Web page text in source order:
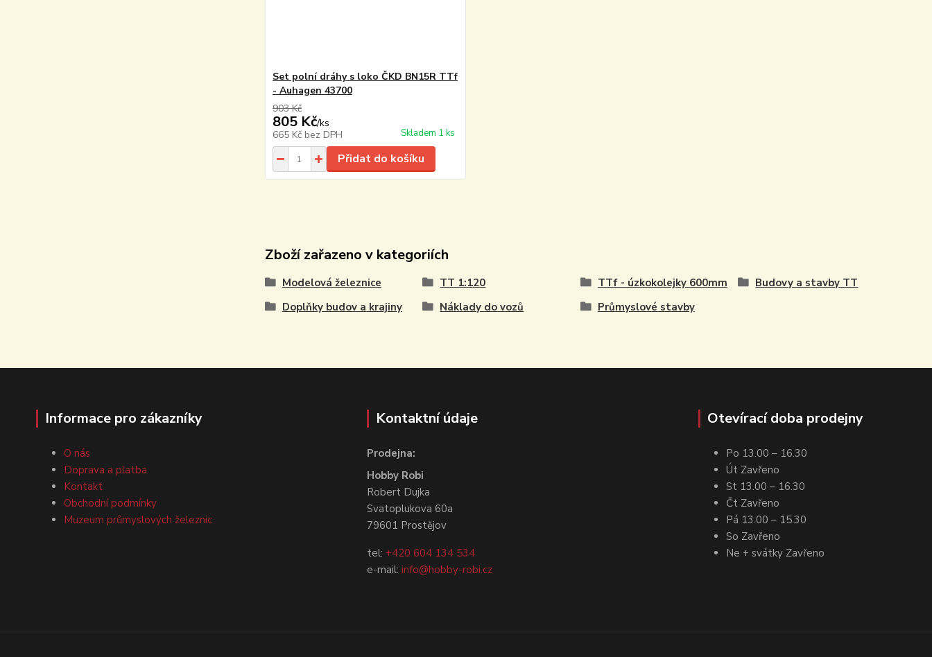
Set polní dráhy s loko ČKD BN15R TTf
- Auhagen 43700
903 Kč
805 Kč/ks
665 Kč bez DPH Skladem 1 ks
Přidat do košíku
Zboží zařazeno v kategoriích
Modelová železnice TT 1:120 TTf - úzkokolejky 600mm
Budovy a stavby TT
Doplňky budov a krajiny
Náklady do vozů Průmyslové stavby
Informace pro zákazníky
O nás
Doprava a platba
Kontakt
Obchodní podmínky
Muzeum průmyslových železnic
Kontaktní údaje
Prodejna:
Hobby Robi
Robert Dujka
Svatoplukova 60a
79601 Prostějov
tel: +420 604 134 534
e-mail:info@hobby-robi.cz
Otevírací doba prodejny
Po 13.00 – 16.30
Út Zavřeno
St 13.00 – 16.30
Čt Zavřeno
Pá 13.00 – 15.30
So Zavřeno
Ne + svátky Zavřeno